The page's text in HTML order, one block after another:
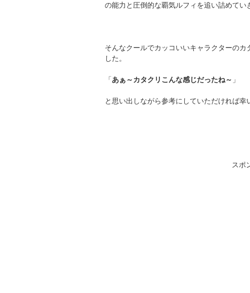
の能力と圧倒的な覇気ルフィを追い詰めてい
そんなクールでカッコいいキャラクターの
した。
「あぁ～カタクリこんな感じだったね～ 」
と思い出しながら参考にしていただければ幸
スポ